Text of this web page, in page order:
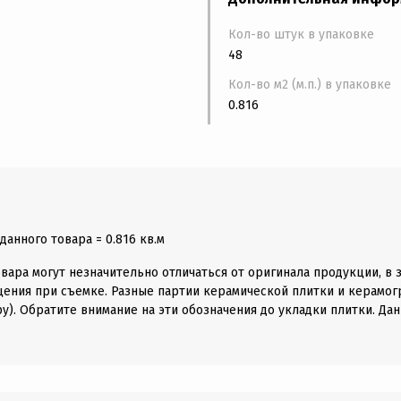
Кол-во штук в упаковке
48
Кол-во м2 (м.п.) в упаковке
0.816
товара = 0.816 кв.м
могут незначительно отличаться от оригинала продукции,
при съемке. Разные партии керамической плитки и
Обратите внимание на эти обозначения до укладки плитки.